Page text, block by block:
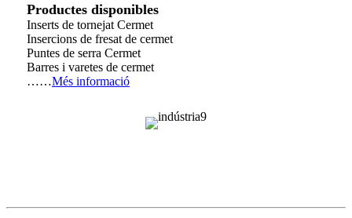
Productes disponibles
Inserts de tornejat Cermet
Insercions de fresat de cermet
Puntes de serra Cermet
Barres i varetes de cermet
……Més informació